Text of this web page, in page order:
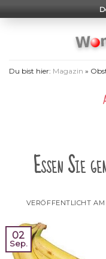
to
Du bist hier: Magazin »
Essen Sie
VERÖFFENTLICHT AM
02
Sep.